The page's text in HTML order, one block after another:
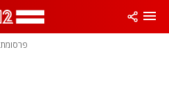
פרסומת